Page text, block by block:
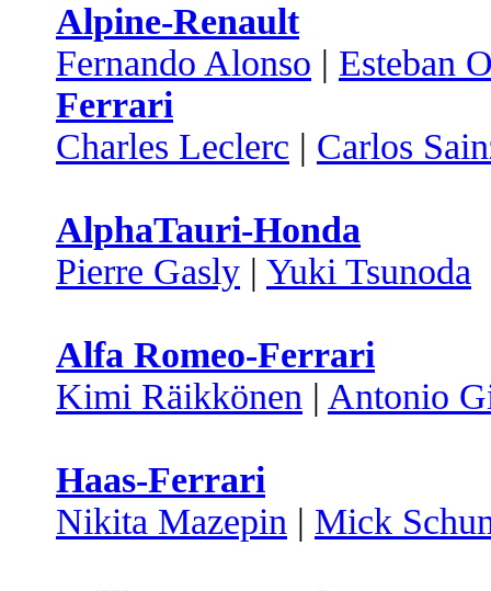
Alpine-Renault
Fernando Alonso | Esteban
Ferrari
Charles Leclerc | Carlos
AlphaTauri-Honda
Pierre Gasly | Yuki Tsunoda
Alfa Romeo-Ferrari
Kimi Räikkönen | Antonio
Haas-Ferrari
Nikita Mazepin | Mick